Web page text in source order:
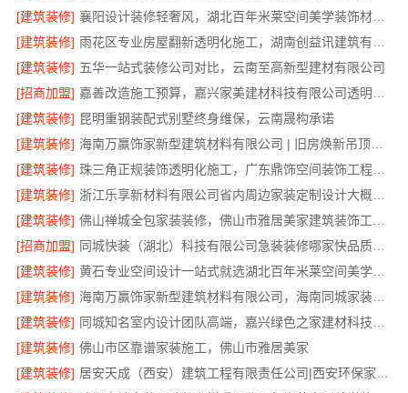
[建筑装修]
襄阳设计装修轻奢风，湖北百年米莱空间美学装饰材料有限公司打造理想居所
[建筑装修]
[建筑装修] 五华一站式装修公司对比，云南至高新型建材有限公司
[招商加盟]
[建筑装修] 昆明重钢装配式别墅终身维保，云南晟构承诺
[建筑装修]
海南万赢饰家新型建筑材料有限公司 | 旧房焕新吊顶造型
[建筑装修]
珠三角正规装饰透明化施工，广东鼎饰空间装饰工程有限公司
[建筑装修]
浙江乐享新材料有限公司省内周边家装定制设计大概报价
[建筑装修]
[招商加盟]
同城快装（湖北）科技有限公司急装装修哪家快品质施工
[建筑装修]
黄石专业空间设计一站式就选湖北百年米莱空间美学装饰材料有限公司
[建筑装修]
海南万赢饰家新型建筑材料有限公司，海南同城家装免费勘测享服务
[建筑装修]
[建筑装修] 佛山市区靠谱家装施工，佛山市雅居美家
[建筑装修]